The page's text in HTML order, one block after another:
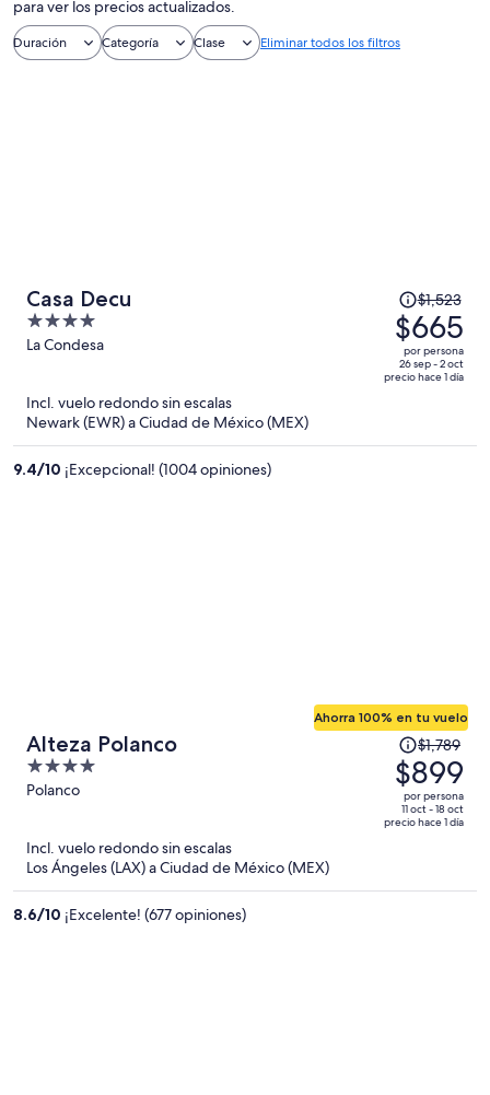
para ver los precios actualizados.
Duración Categoría Clase Eliminar todos los filtros
Casa Decu
4
out
La Condesa
El
precio
era
de
$1,523
$1,523
$665
por persona
26 sep - 2 oct
precio hace 1 día
Incl. vuelo redondo sin escalas
Newark (EWR) a Ciudad de México (MEX)
9.4/10 ¡Excepcional! (1004 opiniones)
Alteza Polanco
4
out
Polanco
Ahorra 100% en tu vuelo
El
precio
era
de
$1,789
$1,789
$899
por persona
11 oct - 18 oct
precio hace 1 día
Incl. vuelo redondo sin escalas
Los Ángeles (LAX) a Ciudad de México (MEX)
8.6/10 ¡Excelente! (677 opiniones)